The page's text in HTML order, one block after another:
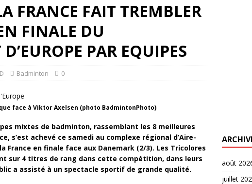
FRANCE FAIT TREMBLER
FINALE DU
PAR EQUIPES
Badminton 0
face à Viktor Axelsen (photo BadmintonPhoto)
mixtes de badminton, rassemblant les 8 meilleures
s’est achevé ce samedi au complexe régional d’Aire-
France en finale face aux Danemark (2/3). Les Tricolores
sur 4 titres de rang dans cette compétition, dans leurs
a assisté à un spectacle sportif de grande qualité.
août
juillet